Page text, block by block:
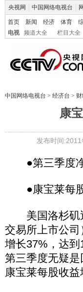
央视网 中国网络电视台
首页 新闻 经济 体育
电视
频道大全 栏目大全
中国网络电视台 > 经济台 >
康
发布时间
●第三季度净
●康宝莱每股
美国洛杉矶近
交易所上市公
增长37%，达
第三季度无疑
康宝莱每股收益